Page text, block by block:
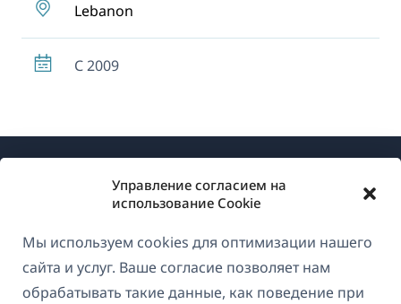
Управление согласием на
использование Cookie
Мы используем cookies для оптимизации нашего
сайта и услуг. Ваше согласие позволяет нам
обрабатывать такие данные, как поведение при
Lebanon
С 2009
О WPML
GDPR и политика конфиденциальности